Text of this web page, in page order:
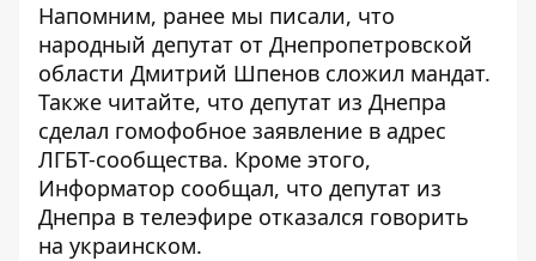
Напомним, ранее мы писали, что
народный депутат от Днепропетровской
области Дмитрий Шпенов сложил мандат.
Также читайте, что депутат из Днепра
сделал гомофобное заявление в адрес
ЛГБТ-сообщества. Кроме этого,
Информатор сообщал, что депутат из
Днепра в телеэфире отказался говорить
на украинском.